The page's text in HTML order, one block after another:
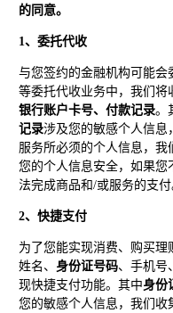
的同意。
1、委托代收
与您签约的金融机构可能
等委托代收业务中，我们将
银行账户卡号、付款记录。
记录涉及您的敏感个人信息
服务所必须的个人信息，
您的个人信息安全，如果
法完成商品和/或服务的支付
2、快捷支付
为了您能实现消费、购买
姓名、 身份证号码、手机号、
现快捷支付功能。其中身份
您的敏感个人信息，我们